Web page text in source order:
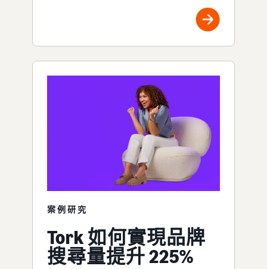
案例研究
Tork 如何實現品牌
搜尋量提升 225%